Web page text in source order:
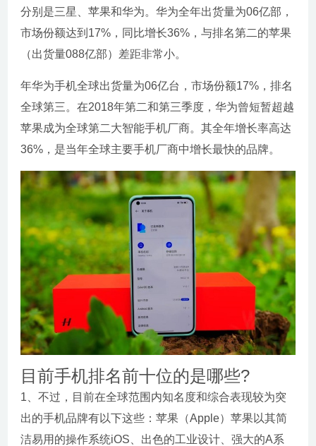
分别是三星、苹果和华为。华为全年出货量为06亿部，
市场份额达到17%，同比增长36%，与排名第二的苹果
（出货量088亿部）差距非常小。
年华为手机全球出货量为06亿台，市场份额17%，排名
全球第三。在2018年第二和第三季度，华为曾短暂超越
苹果成为全球第二大智能手机厂商。其全年增长率高达
36%，是当年全球主要手机厂商中增长最快的品牌。
目前手机排名前十位的是哪些?
1、不过，目前在全球范围内知名度和综合表现较为突
出的手机品牌有以下这些：苹果（Apple）苹果以其简
洁易用的操作系统iOS、出色的工业设计、强大的A系